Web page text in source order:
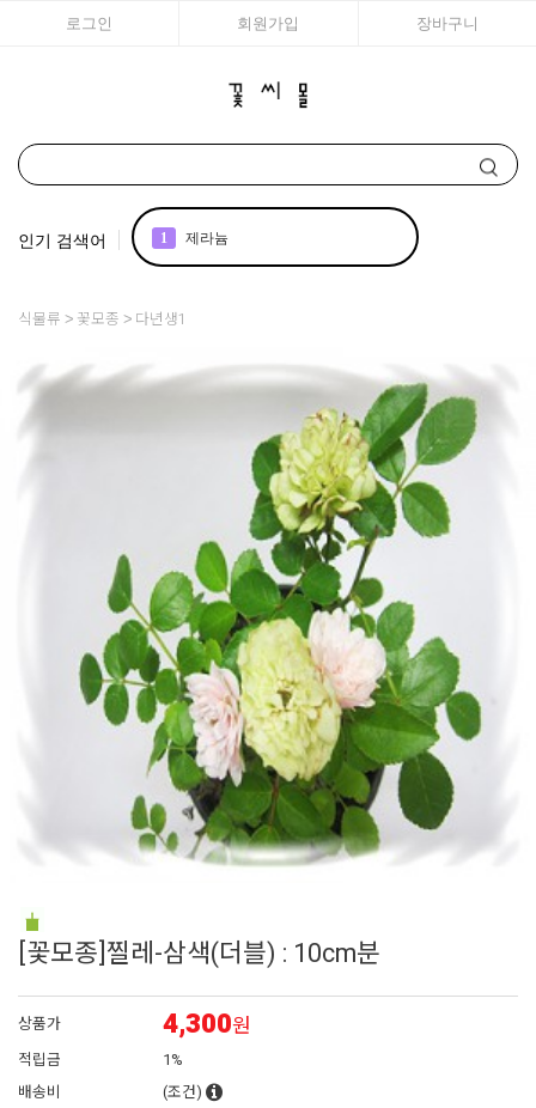
로그인 회원가입 장바구니
인기 검색어 1 제라늄
어린모종 국화
7 페츄니아
8 에키네시아
9 백일홍
10 접시꽃
식물류 꽃모종 다년생1
[꽃모종]찔레-삼색(더블) : 10cm분
상품가 4,300원
적립금
1%
배송비
(조건)